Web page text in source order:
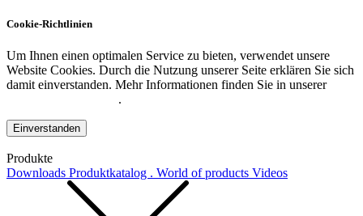
Cookie-Richtlinien
Um Ihnen einen optimalen Service zu bieten, verwendet unsere
Website Cookies. Durch die Nutzung unserer Seite erklären Sie sich
damit einverstanden. Mehr Informationen finden Sie in unserer
.
Einverstanden
Produkte
Downloads Produktkatalog . World of products Videos